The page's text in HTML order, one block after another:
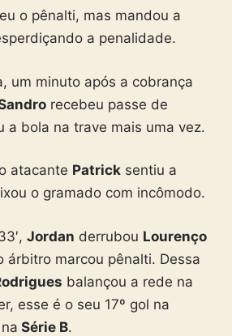
o pênalti, mas mandou a
a penalidade.
um minuto após a cobrança
recebeu passe de
a bola na trave mais uma vez.
atacante Patricksentiu a
o gramado com incômodo.
Jordan derrubou Lourenço
árbitro marcou pênalti. Dessa
balançou a rede na
esse é o seu 17º gol na
Série B.